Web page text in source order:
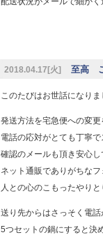
2018.04.17[火] 至高
このたびはお世話になりま
発送方法を宅急便への変更
電話の応対がとても丁寧
確認のメールも頂き安心し
ネット通販でありがちな
人との心のこもったやり
送り先からはさっそく電話
5つセットの鍋にすると決